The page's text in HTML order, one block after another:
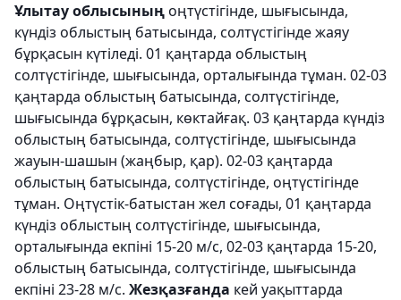
Ұлытау облысыныңоңтүстігінде, шығысында,
күндіз облыстың батысында, солтүстігінде жаяу
бұрқасын күтіледі. 01 қаңтарда облыстың
солтүстігінде, шығысында, орталығында тұман. 02-03
қаңтарда облыстың батысында, солтүстігінде,
шығысында бұрқасын, көктайғақ. 03 қаңтарда күндіз
облыстың батысында, солтүстігінде, шығысында
жауын-шашын (жаңбыр, қар). 02-03 қаңтарда
облыстың батысында, солтүстігінде, оңтүстігінде
тұман. Оңтүстік-батыстан жел соғады, 01 қаңтарда
күндіз облыстың солтүстігінде, шығысында,
орталығында екпіні 15-20 м/с, 02-03 қаңтарда 15-20,
облыстың батысында, солтүстігінде, шығысында
екпіні 23-28 м/с. Жезқазғанда кей уақыттарда